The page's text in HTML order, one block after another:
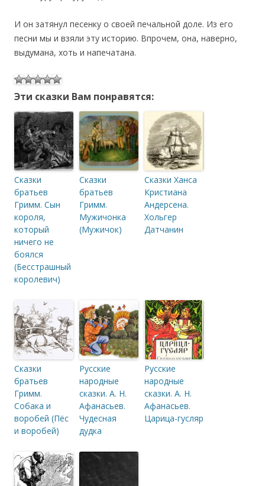
И он затянул песенку о своей печальной доле. Из его
песни мы и взяли эту историю. Впрочем, она, наверно,
выдумана, хоть и напечатана.
Эти сказки Вам понравятся:
Сказки
братьев
Гримм. Сын
короля,
который
ничего не
боялся
(Бесстрашный
королевич)
Сказки
братьев
Гримм.
Мужичонка
(Мужичок)
Сказки Ханса
Кристиана
Андерсена.
Хольгер
Датчанин
Сказки
братьев
Гримм.
Собака и
воробей (Пёс
и воробей)
Русские
народные
сказки. А. Н.
Афанасьев.
Чудесная
дудка
Русские
народные
сказки. А. Н.
Афанасьев.
Царица-гусляр